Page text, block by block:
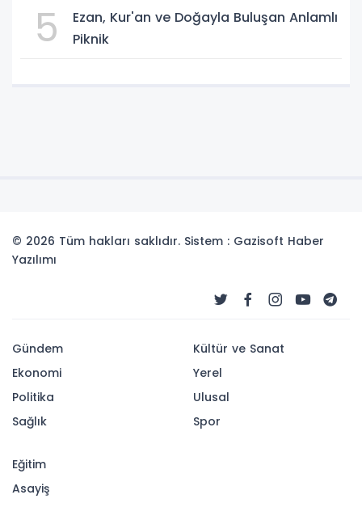
5
Ezan, Kur'an ve Doğayla Buluşan Anlamlı
Piknik
© 2026 Tüm hakları saklıdır. Sistem : Gazisoft Haber
Yazılımı
Gündem
Ekonomi
Politika
Sağlık
Kültür ve Sanat
Yerel
Ulusal
Spor
Eğitim
Asayiş